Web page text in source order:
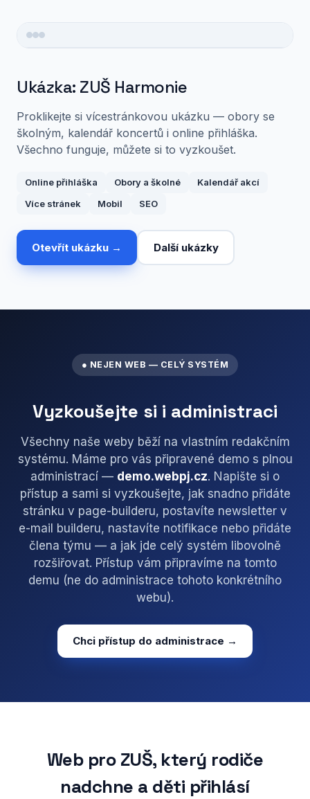
Ukázka: ZUŠ Harmonie
Proklikejte si vícestránkovou ukázku — obory se
školným, kalendář koncertů i online přihláška.
Všechno funguje, můžete si to vyzkoušet.
Online přihláška Obory a školné
Kalendář akcí
Více stránek
Mobil SEO
Otevřít ukázku → Další ukázky
● NEJEN WEB — CELÝ SYSTÉM
Vyzkoušejte si i administraci
Všechny naše weby běží na vlastním redakčním
systému. Máme pro vás připravené demo s plnou
administrací — demo.webpj.cz. Napište si o
přístup a sami si vyzkoušejte, jak snadno přidáte
stránku v page-builderu, postavíte newsletter v
e-mail builderu, nastavíte notifikace nebo přidáte
člena týmu — a jak jde celý systém libovolně
rozšiřovat. Přístup vám připravíme na tomto
demu (ne do administrace tohoto konkrétního
webu).
Chci přístup do administrace →
Web pro ZUŠ, který rodiče
nadchne a děti přihlásí